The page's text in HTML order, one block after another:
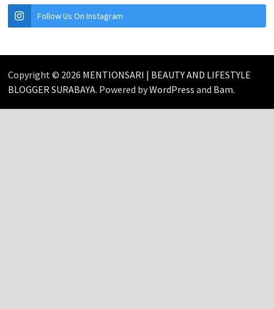
Follow Us On Instagram
Copyright © 2026 MENTIONSARI | BEAUTY AND LIFESTYLE
BLOGGER SURABAYA. Powered byWordPress and Bam.